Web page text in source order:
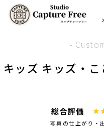
-
キッズ キッズ・
総合評価
写真の仕上がり・